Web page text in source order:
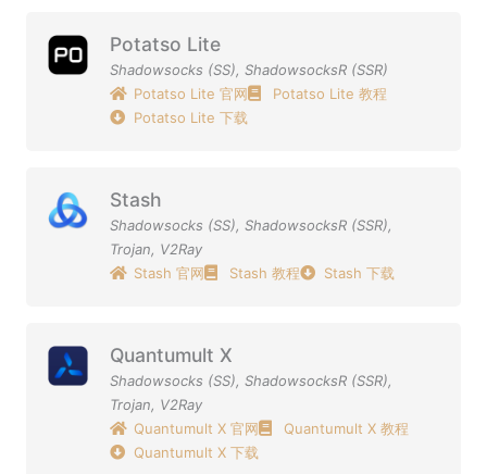
Potatso Lite
Shadowsocks (SS), ShadowsocksR (SSR)
Potatso Lite 官网
Potatso Lite 教程
Potatso Lite 下载
Stash
Shadowsocks (SS), ShadowsocksR (SSR),
Trojan, V2Ray
Stash 官网
Stash 教程 Stash 下载
Quantumult X
Shadowsocks (SS), ShadowsocksR (SSR),
Trojan, V2Ray
Quantumult X 官网
Quantumult X 教程
Quantumult X 下载